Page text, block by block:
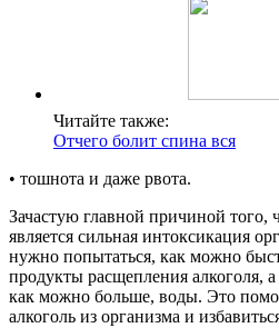
Читайте также:
Отчего болит спина вся
• тошнота и даже рвота.
Зачастую главной причиной того,
является сильная интоксикация
нужно попытаться, как можно
продукты расщепления алкоголя,
как можно больше, воды. Это
алкоголь из организма и